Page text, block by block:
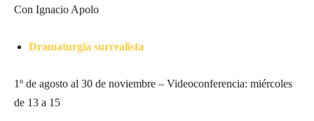
Con Ignacio Apolo
Dramaturgia surrealista
1º de agosto al 30 de noviembre – Videoconferencia: miércoles
de 13 a 15